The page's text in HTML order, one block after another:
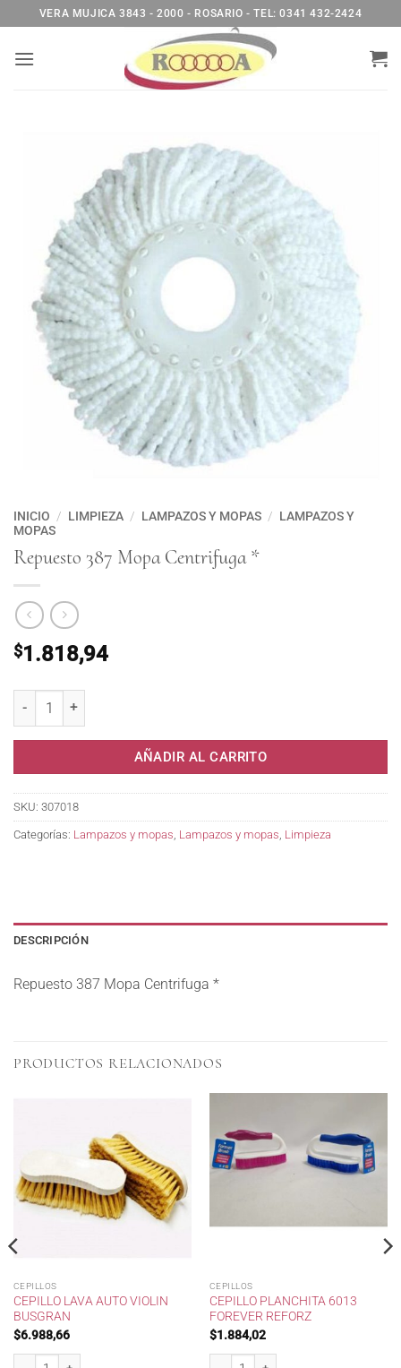
al
contenido
VERA MUJICA 3843 - 2000 - ROSARIO - TEL: 0341 432-2424
INICIO / LIMPIEZA / LAMPAZOS Y MOPAS / LAMPAZOS Y
MOPAS
Repuesto 387 Mopa Centrifuga *
$1.818,94
AÑADIR AL CARRITO
SKU: 307018
Categorías: Lampazos y mopas, Lampazos y mopas, Limpieza
DESCRIPCIÓN
Repuesto 387 Mopa Centrifuga *
PRODUCTOS RELACIONADOS
CEPILLOS
CEPILLO LAVA AUTO VIOLIN
BUSGRAN
$6.988,66
Cepillo Lava Auto Violin BUSGRAN cantidad
CEPILLOS
CEPILLO PLANCHITA 6013
FOREVER REFORZ
$1.884,02
Cepillo Planchita 6013 Forever Reforz
* cantidad